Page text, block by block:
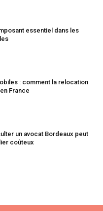
essentiel dans les
: comment la relocation
France
un avocat Bordeaux peut
coûteux